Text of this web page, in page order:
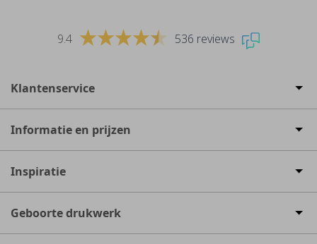
9.4 536 reviews
Klantenservice
Informatie en prijzen
Inspiratie
Geboorte drukwerk